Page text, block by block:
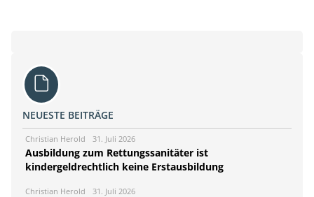
NEUESTE BEITRÄGE
Christian Herold 31. Juli 2026
Ausbildung zum Rettungssanitäter ist
kindergeldrechtlich keine Erstausbildung
Christian Herold 31. Juli 2026